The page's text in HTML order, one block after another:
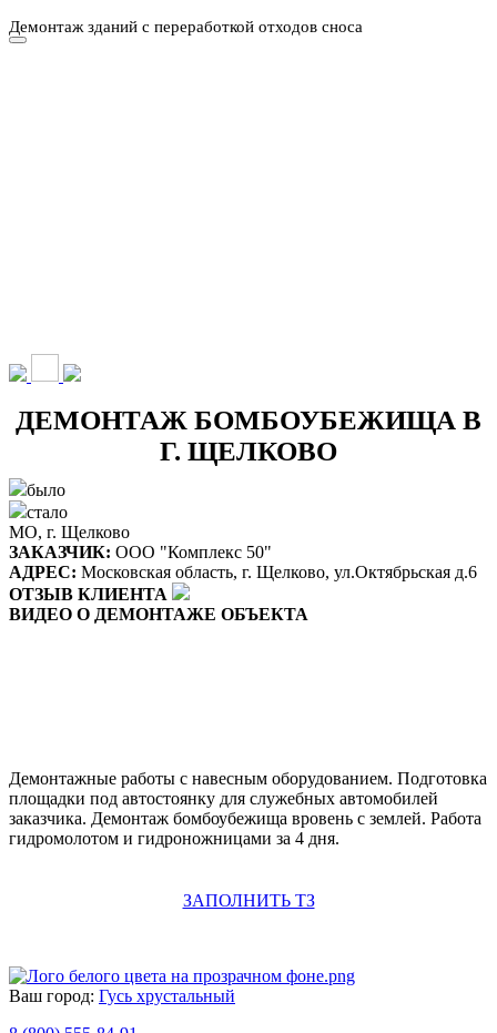
Демонтаж зданий с переработкой отходов сноса
ДЕМОНТАЖ БОМБОУБЕЖИЩА В
Г. ЩЕЛКОВО
было
стало
МО, г. Щелково
ЗАКАЗЧИК: ООО "Комплекс 50"
АДРЕС: Московская область, г. Щелково, ул.Октябрьская д.6
ОТЗЫВ КЛИЕНТА
ВИДЕО О ДЕМОНТАЖЕ ОБЪЕКТА
Демонтажные работы с навесным оборудованием. Подготовка
площадки под автостоянку для служебных автомобилей
заказчика. Демонтаж бомбоубежища вровень с землей. Работа
гидромолотом и гидроножницами за 4 дня.
ЗАПОЛНИТЬ ТЗ
Ваш город: Гусь хрустальный